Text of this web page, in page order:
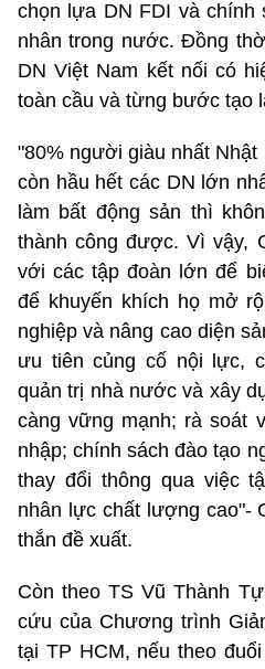
chọn lựa DN FDI và
nhân trong nước. Đồng
DN Việt Nam kết nối có
toàn cầu và từng bước tạo
"80% người giàu nhất Nhật
còn hầu hết các DN lớn
làm bất động sản thì
thành công được. Vì vậy,
với các tập đoàn lớn để
để khuyến khích họ mở
nghiệp và nâng cao diện
ưu tiên củng cố nội lực,
quản trị nhà nước và xây
càng vững mạnh; rà soát
nhập; chính sách đào tạo
thay đổi thông qua việc
nhân lực chất lượng cao"-
thắn đề xuất.
Còn theo TS Vũ Thành
cứu của Chương trình
tại TP HCM, nếu theo